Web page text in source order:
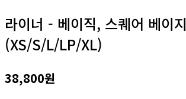
라이너 - 베이직, 스퀘어 베이지
(XS/S/L/LP/XL)
38,800원